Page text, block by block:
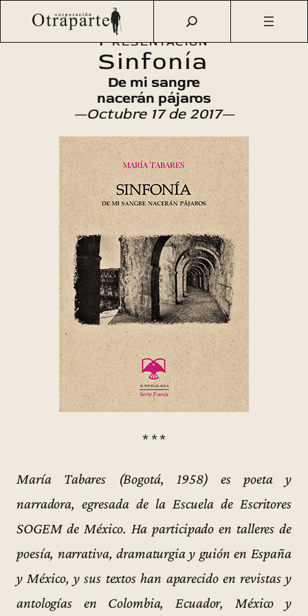
Saltar
Otraparte.org /Agenda Cultural Literatura Sinfonía
Presentación
Sinfonía
De mi sangre
nacerán pájaros
—Octubre 17 de 2017—
* * *
María Tabares (Bogotá, 1958) es poeta y
narradora, egresada de la Escuela de Escritores
SOGEM de México. Ha participado en talleres de
poesía, narrativa, dramaturgia y guión en España
y México, y sus textos han aparecido en revistas y
antologías en Colombia, Ecuador, México y